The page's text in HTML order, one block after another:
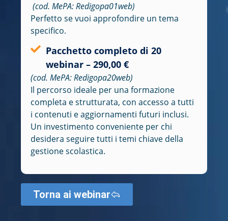
(cod. MePA: Redigopa01web)
Perfetto se vuoi approfondire un tema
specifico.
Pacchetto completo di 20
webinar – 290,00 €
(cod. MePA: Redigopa20web)
Il percorso ideale per una formazione
completa e strutturata, con accesso a tutti
i contenuti e aggiornamenti futuri inclusi.
Un investimento conveniente per chi
desidera seguire tutti i temi chiave della
gestione scolastica.
Torna ai webinar